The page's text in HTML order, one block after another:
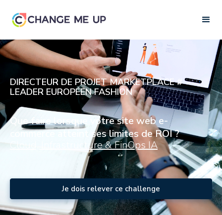
DIRECTEUR DE PROJET MARKETPLACE #
LEADER EUROPÉEN FASHION
Que faire lorsque votre site web e-
commerce atteint ses limites de ROI ?
Cloud, Infrastructure & FinOps IA
Je dois relever ce challenge